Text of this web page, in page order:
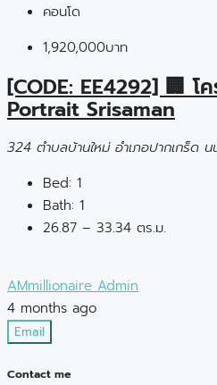
คอนโด
1,920,000บาท
[CODE: EE4292] 🏢 โ
Portrait Srisaman
324 ตำบลบ้านใหม่ อำเภอปากเกร็ด น
Bed: 1
Bath: 1
26.87 – 33.34 ตร.ม.
AMmillionaire Admin
4 months ago
Email
Contact me